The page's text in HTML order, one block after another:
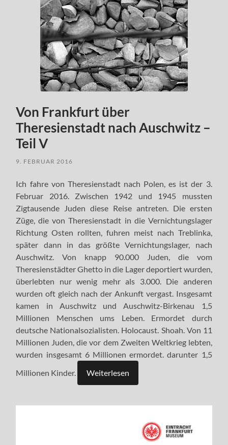
Von Frankfurt über
Theresienstadt nach Auschwitz –
Teil V
9. FEBRUAR 2016
Ich fahre von Theresienstadt nach Polen, es ist der 3.
Februar 2016. Zwischen 1942 und 1945 mussten
Zigtausende Juden diese Reise antreten. Die ersten
Züge, die von Theresienstadt in die Vernichtungslager
Richtung Osten rollten, fuhren meist nach Treblinka,
später dann in das größte Vernichtungslager, nach
Auschwitz. Von knapp 90.000 Juden, die vom
Theresienstädter Ghetto in die Lager deportiert wurden,
überlebten nur wenig mehr als 3.000. Die anderen
wurden oft gleich nach der Ankunft vergast. Insgesamt
kamen in Auschwitz und Auschwitz-Birkenau 1,5
Millionen Menschen ums Leben. Ermordet durch
deutsche Nationalsozialisten. Holocaust. Shoah. Von 11
Millionen Juden, die vor dem Zweiten Weltkrieg lebten,
wurden insgesamt 6 Millionen ermordet. darunter 1,5
Millionen Kinder.
Weiterlesen